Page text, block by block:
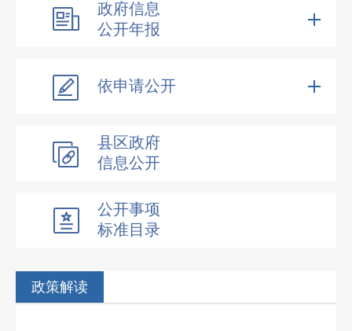
政府信息
公开年报
依申请公开
县区政府
信息公开
公开事项
标准目录
政策解读